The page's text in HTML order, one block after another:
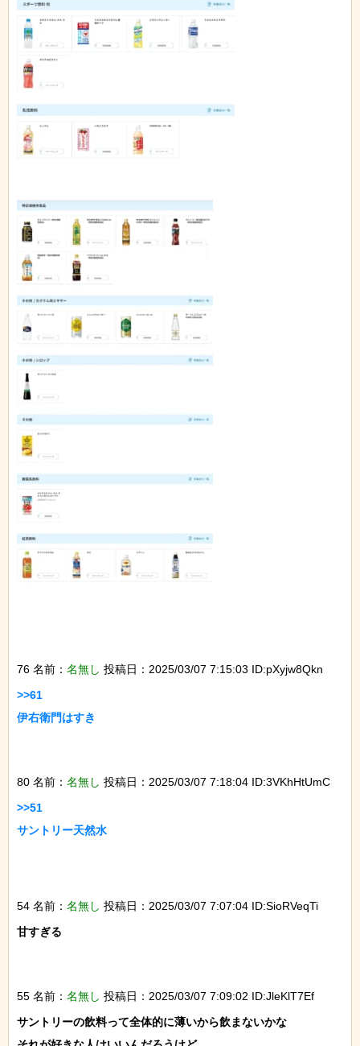
76 名前： 名無し 投稿日：2025/03/07 7:15:03 ID:pXyjw8Qkn
>>61
伊右衛門はすき
80 名前： 名無し 投稿日：2025/03/07 7:18:04 ID:3VKhHtUmC
>>51
サントリー天然水
54 名前： 名無し 投稿日：2025/03/07 7:07:04 ID:SioRVeqTi
甘すぎる
55 名前： 名無し 投稿日：2025/03/07 7:09:02 ID:JleKlT7Ef
サントリーの飲料って全体的に薄いから飲まないかな